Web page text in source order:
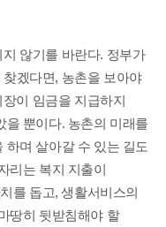
않기를 바란다. 정부가
겠다면, 농촌을 보아야
장이 임금을 지급하지
을 뿐이다. 농촌의 미래를
하며 살아갈 수 있는 길도
리는 복지 지출이
를 돕고,생활서비스의
땅히 뒷받침해야 할